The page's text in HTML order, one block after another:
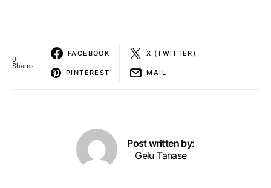
0
Shares
FACEBOOK X (TWITTER)
PINTEREST MAIL
Post written by:
Gelu Tanase